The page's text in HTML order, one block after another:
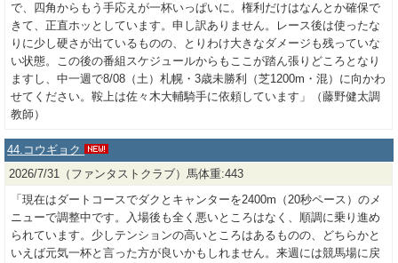
で、四角からもう手応えが一杯いっぱいに。権利だけはなんとか確保で
きて、正直ホッとしています。申し訳ありません。レース後は使ったな
りに少し硬さが出ているものの、とりわけ大きなダメージも残っていな
い状態。この後の番組スケジュールからもここが踏ん張りどころとなり
ますし、中一週で8/08（土）札幌・3歳未勝利（芝1200m・混）に向かわ
せてください。鞍上は佐々木大輔騎手に依頼しています」（藤野健太調
教師）
44.コウギョク
2026/7/31（ファンタストクラブ）馬体重:443
「現在はダートコースでダクとキャンターを2400m（20秒ペース）のメ
ニューで調整中です。入場後も全く悪いところはなく、順調に乗り進め
られています。少しテンションの高いところはあるものの、どちらかと
いえば元気一杯と言った方が良いかもしれません。来週には競馬場に戻